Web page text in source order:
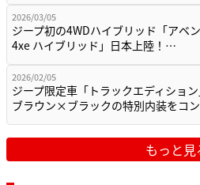
2026/03/05
ジープ初の4WDハイブリッド「アベ
4xe ハイブリッド」日本上陸！…
2026/02/05
ジープ限定車「トラックエディション
ブラウン×ブラックの特別内装をコ
もっと見